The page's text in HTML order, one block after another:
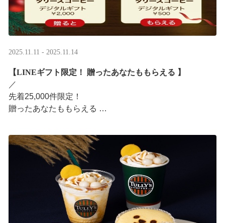
2025.11.11 - 2025.11.14
【LINEギフト限定！ 贈ったあなたももらえる ​】
／ ​
先着25,000件限定！​
贈ったあなたももらえる ​
LINEギフト限定！ タリーズデジタルギフト2,000円分を
贈ると、自分も500円分のデジタルギフトがもらえるキャ
ンペーンがス ···